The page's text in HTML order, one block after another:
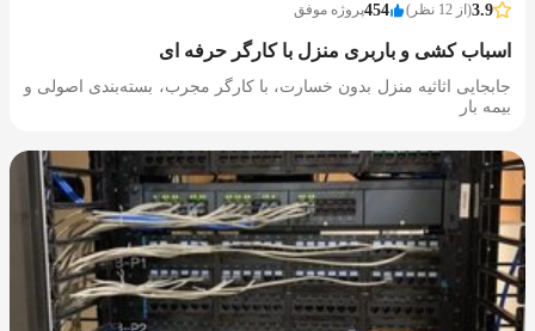
3.9(از 12 نظر) 454پروژه موفق
اسباب کشی و باربری منزل با کارگر حرفه ای
جابجایی اثاثیه منزل بدون خسارت، با کارگر مجرب، بسته‌بندی اصولی و
بیمه بار